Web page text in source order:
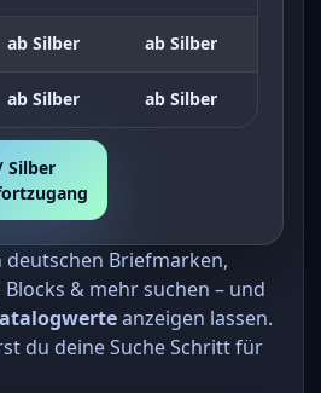
ab Silber ab Silber
ab Silber ab Silber
Silber
Briefmarken,
& mehr suchen – und
anzeigen lassen.
du deine Suche Schritt für